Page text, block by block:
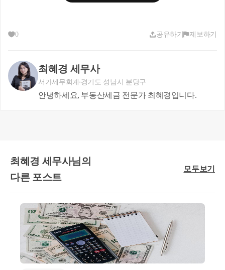
별도세대인 피상속인으로부터 상속주택을 공동으로 취
2번 요건.
0 공유하기 제보하기
최혜경 세무사
서가세무회계 경기도 성남시 분당구
안녕하세요, 부동산세금 전문가 최혜경입니다.
최혜경 세무사님의
다른 포스트
모두보기